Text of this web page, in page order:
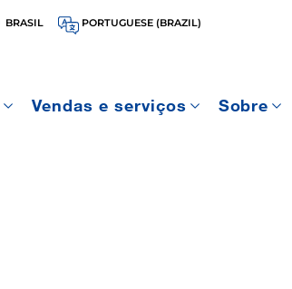
BRASIL PORTUGUESE (BRAZIL)
Vendas e serviços Sobre